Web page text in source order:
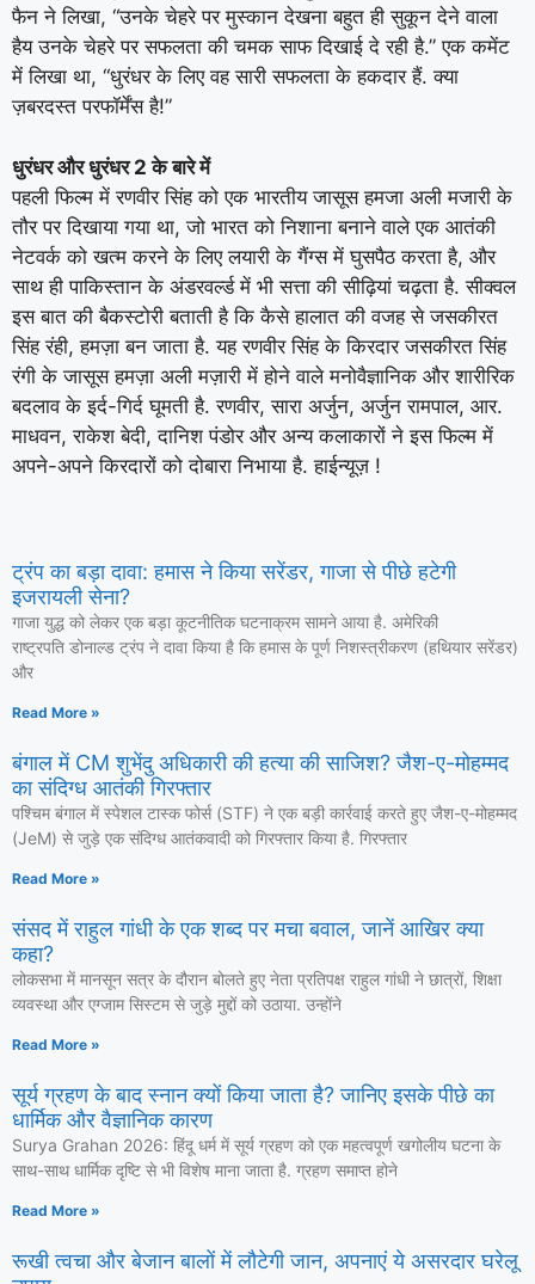
फैन ने लिखा, “उनके चेहरे पर मुस्कान देखना बहुत ही सुकून देने वाला
हैय उनके चेहरे पर सफलता की चमक साफ दिखाई दे रही है.” एक कमेंट
में लिखा था, “धुरंधर के लिए वह सारी सफलता के हकदार हैं. क्या
ज़बरदस्त परफॉर्मेंस है!”
धुरंधर और धुरंधर 2 के बारे में
पहली फिल्म में रणवीर सिंह को एक भारतीय जासूस हमजा अली मजारी के
तौर पर दिखाया गया था, जो भारत को निशाना बनाने वाले एक आतंकी
नेटवर्क को खत्म करने के लिए लयारी के गैंग्स में घुसपैठ करता है, और
साथ ही पाकिस्तान के अंडरवर्ल्ड में भी सत्ता की सीढ़ियां चढ़ता है. सीक्वल
इस बात की बैकस्टोरी बताती है कि कैसे हालात की वजह से जसकीरत
सिंह रंही, हमज़ा बन जाता है. यह रणवीर सिंह के किरदार जसकीरत सिंह
रंगी के जासूस हमज़ा अली मज़ारी में होने वाले मनोवैज्ञानिक और शारीरिक
बदलाव के इर्द-गिर्द घूमती है. रणवीर, सारा अर्जुन, अर्जुन रामपाल, आर.
माधवन, राकेश बेदी, दानिश पंडोर और अन्य कलाकारों ने इस फिल्म में
अपने-अपने किरदारों को दोबारा निभाया है. हाईन्यूज़ !
ट्रंप का बड़ा दावा: हमास ने किया सरेंडर, गाजा से पीछे हटेगी
इजरायली सेना?
गाजा युद्ध को लेकर एक बड़ा कूटनीतिक घटनाक्रम सामने आया है. अमेरिकी
राष्ट्रपति डोनाल्ड ट्रंप ने दावा किया है कि हमास के पूर्ण निशस्त्रीकरण (हथियार सरेंडर)
और
Read More »
बंगाल में CM शुभेंदु अधिकारी की हत्या की साजिश? जैश-ए-मोहम्मद
का संदिग्ध आतंकी गिरफ्तार
पश्चिम बंगाल में स्पेशल टास्क फोर्स (STF) ने एक बड़ी कार्रवाई करते हुए जैश-ए-मोहम्मद
(JeM) से जुड़े एक संदिग्ध आतंकवादी को गिरफ्तार किया है. गिरफ्तार
Read More »
संसद में राहुल गांधी के एक शब्द पर मचा बवाल, जानें आखिर क्या
कहा?
लोकसभा में मानसून सत्र के दौरान बोलते हुए नेता प्रतिपक्ष राहुल गांधी ने छात्रों, शिक्षा
व्यवस्था और एग्जाम सिस्टम से जुड़े मुद्दों को उठाया. उन्होंने
Read More »
सूर्य ग्रहण के बाद स्नान क्यों किया जाता है? जानिए इसके पीछे का
धार्मिक और वैज्ञानिक कारण
Surya Grahan 2026: हिंदू धर्म में सूर्य ग्रहण को एक महत्वपूर्ण खगोलीय घटना के
साथ-साथ धार्मिक दृष्टि से भी विशेष माना जाता है. ग्रहण समाप्त होने
Read More »
रूखी त्वचा और बेजान बालों में लौटेगी जान, अपनाएं ये असरदार घरेलू